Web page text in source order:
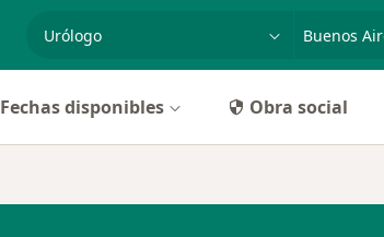
especialidad, enfermedad o nombre
Fechas disponibles Obra social